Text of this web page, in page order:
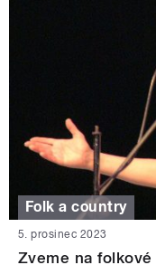
Folk a country
5. prosinec 2023
Zveme na